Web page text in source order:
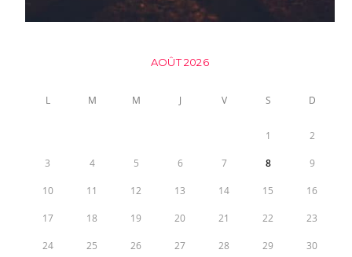
AOÛT 2026
L M M J V S D
1 2
3 4 5 6 7 8 9
10 11 12 13 14 15 16
17 18 19 20 21 22 23
24 25 26 27 28 29 30